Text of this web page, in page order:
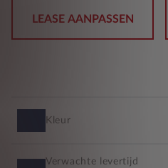
LEASE AANPASSEN
Kleur
Verwachte levertijd